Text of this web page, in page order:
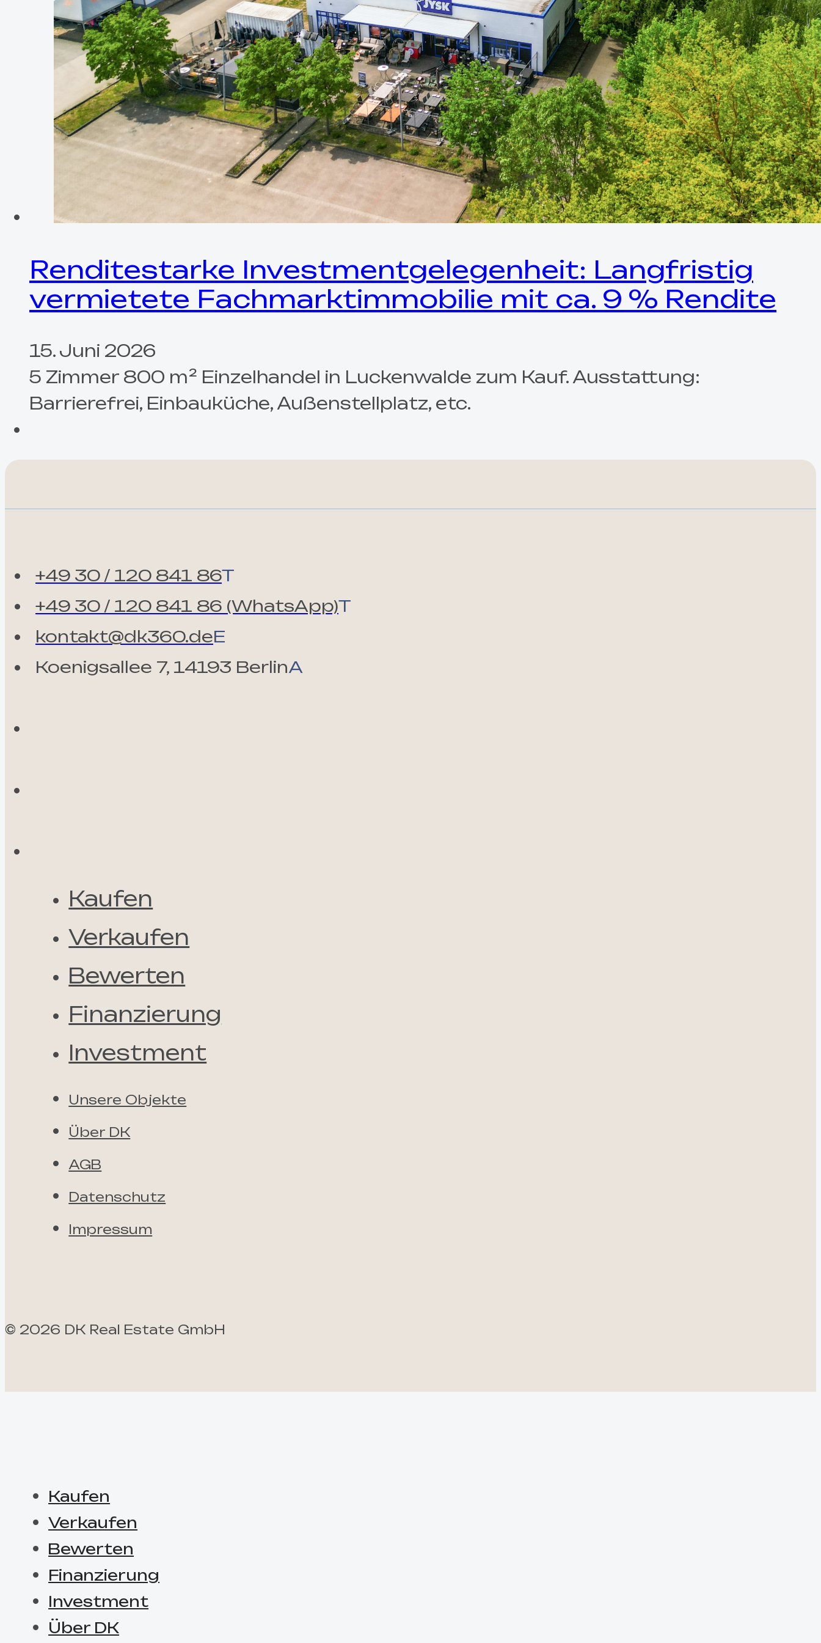
Renditestarke Investmentgelegenheit: Langfristig
vermietete Fachmarktimmobilie mit ca. 9 % Rendite
15. Juni 2026
5 Zimmer 800 m² Einzelhandel in Luckenwalde zum Kauf. Ausstattung:
Barrierefrei, Einbauküche, Außenstellplatz, etc.
+49 30 / 120 841 86T
+49 30 / 120 841 86 (WhatsApp)T
kontakt@dk360.deE
Koenigsallee 7, 14193 BerlinA
Kaufen
Verkaufen
Bewerten
Finanzierung
Investment
Unsere Objekte
Über DK
AGB
Datenschutz
Impressum
© 2026 DK Real Estate GmbH
Kaufen
Verkaufen
Bewerten
Finanzierung
Investment
Über DK